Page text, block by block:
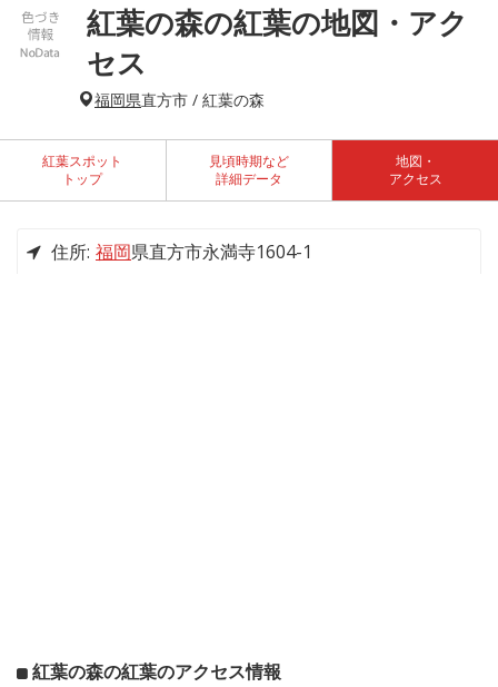
紅葉の森の紅葉の地図・アク
セス
福岡県直方市 / 紅葉の森
紅葉スポット
トップ
見頃時期など
詳細データ
地図・
アクセス
住所: 福岡県直方市永満寺1604-1
紅葉の森の紅葉のアクセス情報